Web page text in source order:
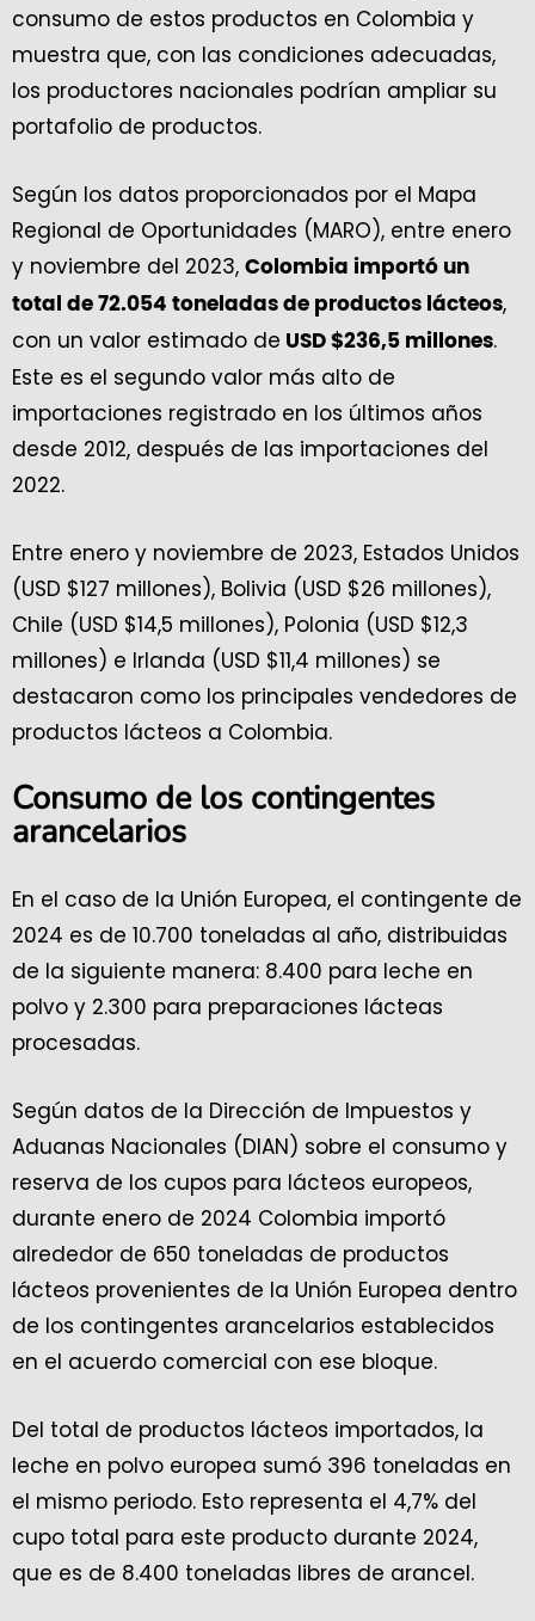
consumo de estos productos en Colombia y
muestra que, con las condiciones adecuadas,
los productores nacionales podrían ampliar su
portafolio de productos.
Según los datos proporcionados por el Mapa
Regional de Oportunidades (MARO), entre enero
y noviembre del 2023, Colombia importó un
total de 72.054 toneladas de productos lácteos,
con un valor estimado de USD $236,5 millones.
Este es el segundo valor más alto de
importaciones registrado en los últimos años
desde 2012, después de las importaciones del
2022.
Entre enero y noviembre de 2023, Estados Unidos
(USD $127 millones), Bolivia (USD $26 millones),
Chile (USD $14,5 millones), Polonia (USD $12,3
millones) e Irlanda (USD $11,4 millones) se
destacaron como los principales vendedores de
productos lácteos a Colombia.
Consumo de los contingentes
arancelarios
En el caso de la Unión Europea, el contingente de
2024 es de 10.700 toneladas al año, distribuidas
de la siguiente manera: 8.400 para leche en
polvo y 2.300 para preparaciones lácteas
procesadas.
Según datos de la Dirección de Impuestos y
Aduanas Nacionales (DIAN) sobre el consumo y
reserva de los cupos para lácteos europeos,
durante enero de 2024 Colombia importó
alrededor de 650 toneladas de productos
lácteos provenientes de la Unión Europea dentro
de los contingentes arancelarios establecidos
en el acuerdo comercial con ese bloque.
Del total de productos lácteos importados, la
leche en polvo europea sumó 396 toneladas en
el mismo periodo. Esto representa el 4,7% del
cupo total para este producto durante 2024,
que es de 8.400 toneladas libres de arancel.